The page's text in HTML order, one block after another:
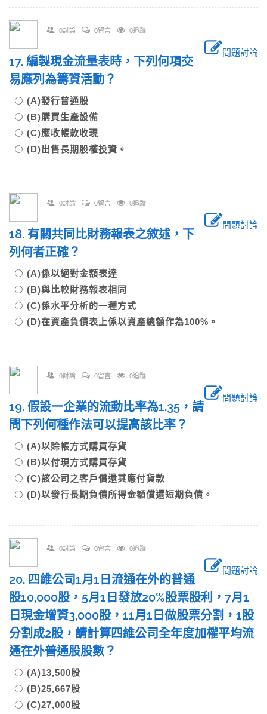
0討論 0留言 0追蹤
問題討論
17. 編製現金流量表時，下列何項交
易應列為籌資活動？
(A)發行普通股
(B)購買生產設備
(C)應收帳款收現
(D)出售長期股權投資。
0討論 0留言 0追蹤
問題討論
18. 有關共同比財務報表之敘述，下
列何者正確？
(A)係以絕對金額表達
(B)與比較財務報表相同
(C)係水平分析的一種方式
(D)在資產負債表上係以資產總額作為100%。
0討論 0留言 0追蹤
問題討論
19. 假設一企業的流動比率為1.35，請
問下列何種作法可以提高該比率？
(A)以賒帳方式購買存貨
(B)以付現方式購買存貨
(C)該公司之客戶償還其應付貨款
(D)以發行長期負債所得金額償還短期負債。
0討論 0留言 0追蹤
問題討論
20. 四維公司1月1日流通在外的普通
股10,000股，5月1日發放20%股票股利，7月1
日現金增資3,000股，11月1日做股票分割，1股
分割成2股，請計算四維公司全年度加權平均流
通在外普通股股數？
(A)13,500股
(B)25,667股
(C)27,000股